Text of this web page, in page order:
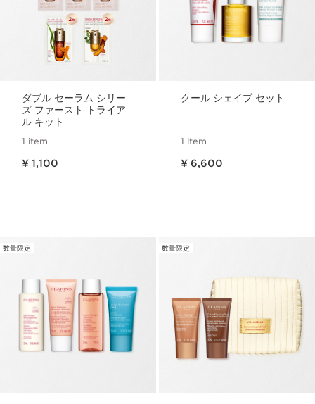
ダブル セーラム シリー
ズ ファースト トライア
ル キット
1 item
¥ 1,100
クール シェイプ セット
1 item
¥ 6,600
数量限定 数量限定